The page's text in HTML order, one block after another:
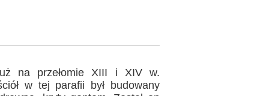
na przełomie XIII i XIV w.
w tej parafii był budowany